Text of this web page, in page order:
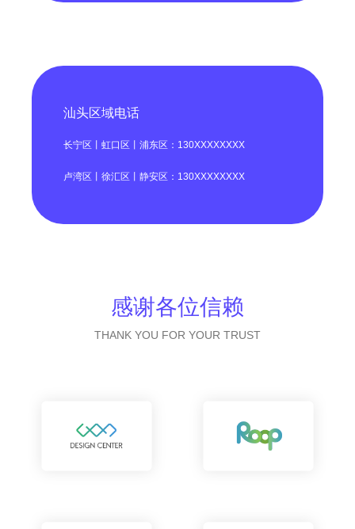
汕头区域电话
长宁区丨虹口区丨浦东区：130XXXXXXXX
卢湾区丨徐汇区丨静安区：130XXXXXXXX
感谢各位信赖
THANK YOU FOR YOUR TRUST